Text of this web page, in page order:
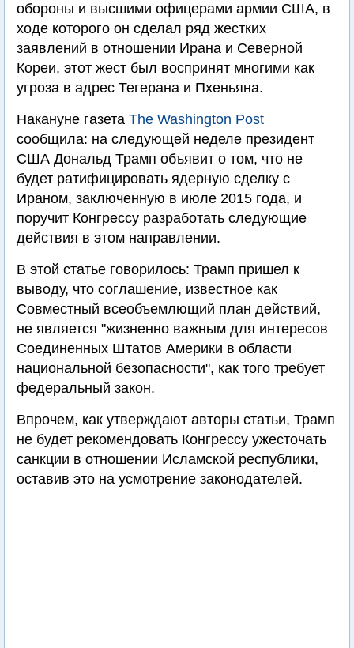
обороны и высшими офицерами армии США, в
ходе которого он сделал ряд жестких
заявлений в отношении Ирана и Северной
Кореи, этот жест был воспринят многими как
угроза в адрес Тегерана и Пхеньяна.
Накануне газета The Washington Post
сообщила: на следующей неделе президент
США Дональд Трамп объявит о том, что не
будет ратифицировать ядерную сделку с
Ираном, заключенную в июле 2015 года, и
поручит Конгрессу разработать следующие
действия в этом направлении.
В этой статье говорилось: Трамп пришел к
выводу, что соглашение, известное как
Совместный всеобъемлющий план действий,
не является "жизненно важным для интересов
Соединенных Штатов Америки в области
национальной безопасности", как того требует
федеральный закон.
Впрочем, как утверждают авторы статьи, Трамп
не будет рекомендовать Конгрессу ужесточать
санкции в отношении Исламской республики,
оставив это на усмотрение законодателей.